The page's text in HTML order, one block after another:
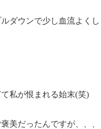
ダウンで少し血流よく
私が恨まれる始末(笑)
美だったんですが、、、